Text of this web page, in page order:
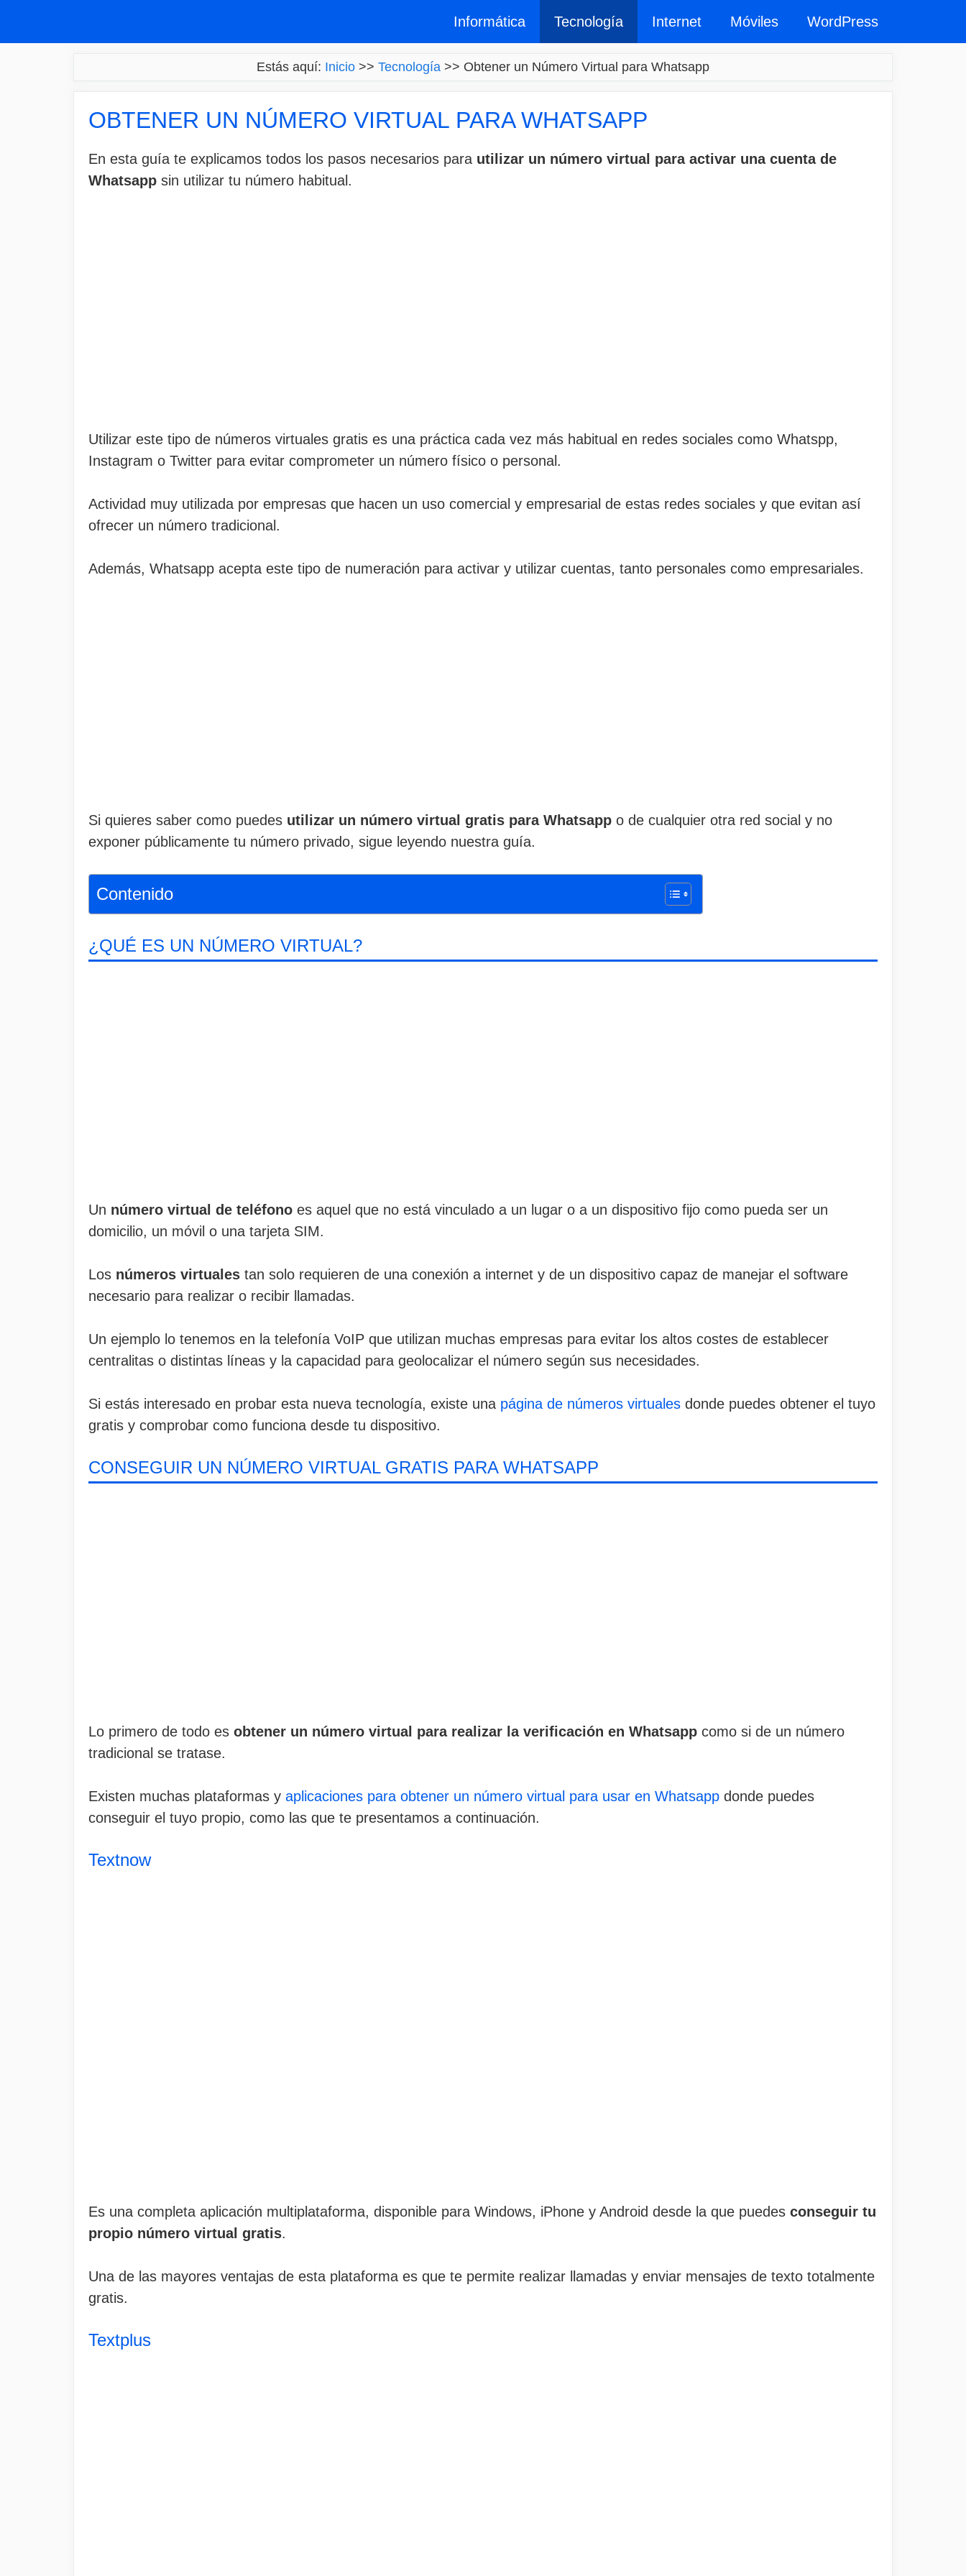
Informática Tecnología Internet Móviles WordPress
Estás aquí: Inicio >> Tecnología >> Obtener un Número Virtual para Whatsapp
OBTENER UN NÚMERO VIRTUAL PARA WHATSAPP
En esta guía te explicamos todos los pasos necesarios para utilizar un número virtual para activar una cuenta de
Whatsapp sin utilizar tu número habitual.
Utilizar este tipo de números virtuales gratis es una práctica cada vez más habitual en redes sociales como Whatspp,
Instagram o Twitter para evitar comprometer un número físico o personal.
Actividad muy utilizada por empresas que hacen un uso comercial y empresarial de estas redes sociales y que evitan así
ofrecer un número tradicional.
Además, Whatsapp acepta este tipo de numeración para activar y utilizar cuentas, tanto personales como empresariales.
Si quieres saber como puedes utilizar un número virtual gratis para Whatsapp o de cualquier otra red social y no
exponer públicamente tu número privado, sigue leyendo nuestra guía.
Contenido
¿QUÉ ES UN NÚMERO VIRTUAL?
Un número virtual de teléfono es aquel que no está vinculado a un lugar o a un dispositivo fijo como pueda ser un
domicilio, un móvil o una tarjeta SIM.
Los números virtuales tan solo requieren de una conexión a internet y de un dispositivo capaz de manejar el software
necesario para realizar o recibir llamadas.
Un ejemplo lo tenemos en la telefonía VoIP que utilizan muchas empresas para evitar los altos costes de establecer
centralitas o distintas líneas y la capacidad para geolocalizar el número según sus necesidades.
Si estás interesado en probar esta nueva tecnología, existe una página de números virtuales donde puedes obtener el tuyo
gratis y comprobar como funciona desde tu dispositivo.
CONSEGUIR UN NÚMERO VIRTUAL GRATIS PARA WHATSAPP
Lo primero de todo es obtener un número virtual para realizar la verificación en Whatsapp como si de un número
tradicional se tratase.
Existen muchas plataformas y aplicaciones para obtener un número virtual para usar en Whatsapp donde puedes
conseguir el tuyo propio, como las que te presentamos a continuación.
Textnow
Es una completa aplicación multiplataforma, disponible para Windows, iPhone y Android desde la que puedes conseguir tu
propio número virtual gratis.
Una de las mayores ventajas de esta plataforma es que te permite realizar llamadas y enviar mensajes de texto totalmente
gratis.
Textplus